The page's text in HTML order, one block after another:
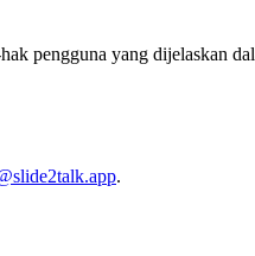
pengguna yang dijelaskan
.